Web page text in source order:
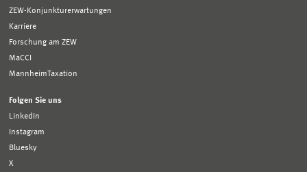
ZEW-Konjunkturerwartungen
Karriere
Forschung am ZEW
MaCCI
MannheimTaxation
Folgen Sie uns
LinkedIn
Instagram
Bluesky
X